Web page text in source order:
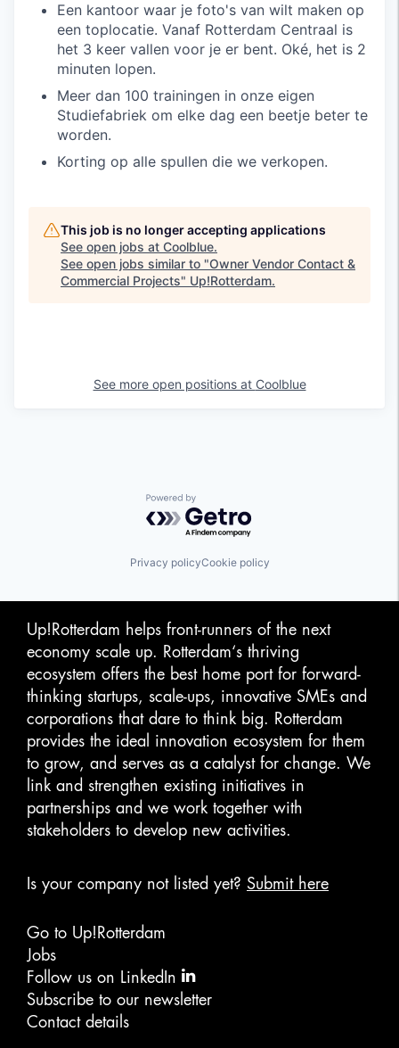
Een kantoor waar je foto's van wilt maken op
een toplocatie. Vanaf Rotterdam Centraal is
het 3 keer vallen voor je er bent. Oké, het is 2
minuten lopen.
Meer dan 100 trainingen in onze eigen
Studiefabriek om elke dag een beetje beter te
worden.
Korting op alle spullen die we verkopen.
This job is no longer accepting applications
See open jobs at Coolblue.
See open jobs similar to "Owner Vendor Contact &
Commercial Projects" Up!Rotterdam.
See more open positions at Coolblue
Powered by Getro.com
Privacy policyCookie policy
Up!Rotterdam helps front-runners of the next
economy scale up. Rotterdam‘s thriving
ecosystem offers the best home port for forward-
thinking startups, scale-ups, innovative SMEs and
corporations that dare to think big. Rotterdam
provides the ideal innovation ecosystem for them
to grow, and serves as a catalyst for change. We
link and strengthen existing initiatives in
partnerships and we work together with
stakeholders to develop new activities.
Is your company not listed yet? Submit here
Go to Up!Rotterdam
Jobs
Follow us on LinkedIn
Subscribe to our newsletter
Contact details